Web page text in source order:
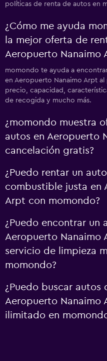
políticas de renta de autos en
¿Cómo me ayuda
la mejor oferta de
Aeropuerto Nanaimo
momondo te ayuda a
en Aeropuerto Nanaimo Arpt
precio, capacidad,
de recogida y mucho más.
¿momondo muestra
autos en Aeropuerto
cancelación gratis?
¿Puedo rentar un
combustible justa en
Arpt con momondo?
¿Puedo encontrar un
Aeropuerto Nanaimo
servicio de limpieza
momondo?
¿Puedo buscar autos
Aeropuerto Nanaimo
ilimitado en